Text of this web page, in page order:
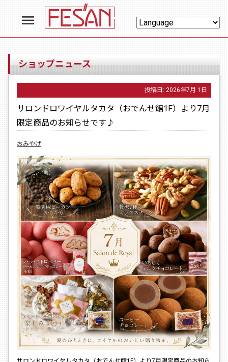
menu
ショップニュース
投稿日: 2026年7月 1日
サロンドロワイヤルタカタ（おでんせ館1F）より7月
限定商品のお知らせです♪
おみやげ